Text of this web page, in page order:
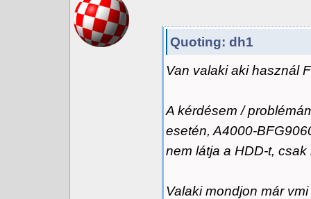
Quoting: dh1
Van valaki aki használ
A kérdésem /
esetén, A4000-
nem látja a HDD-t, csak
Valaki mondjon már